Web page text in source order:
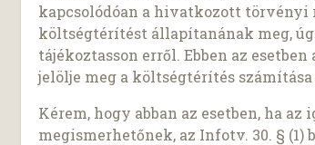
kapcsolódóan a hivatkozott törvényi
költségtérítést állapítanának meg,
tájékoztasson erről. Ebben az
jelölje meg a költségtérítés
Kérem, hogy abban az esetben, ha
megismerhetőnek, az Infotv. 30. § (1)